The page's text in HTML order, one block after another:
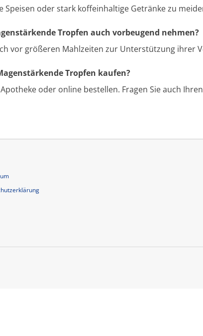
Speisen oder stark koffeinhaltige Getränke zu
Tropfen auch vorbeugend nehmen?
vor größeren Mahlzeiten zur Unterstützung ihrer
Tropfen kaufen?
oder online bestellen. Fragen Sie auch